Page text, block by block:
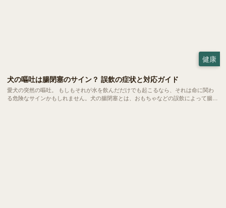
健康
犬の嘔吐は腸閉塞のサイン？ 誤飲の症状と対応ガイド
愛犬の突然の嘔吐。 もしもそれが水を飲んだだけでも起こるなら、それは命に関わ
る危険なサインかもしれません。犬の腸閉塞とは、おもちゃなどの誤飲によって腸が